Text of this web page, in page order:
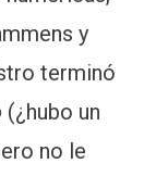
y
terminó
(¿hubo un
no le